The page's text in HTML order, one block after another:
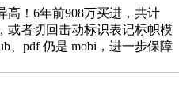
！6年前908万买进，共计
或者切回击动标识表记标帜模
、pdf 仍是 mobi，进一步保障